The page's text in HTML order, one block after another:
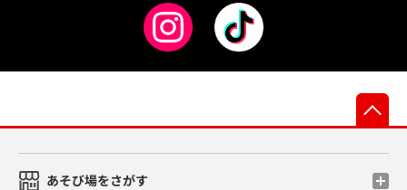
あそび場をさがす